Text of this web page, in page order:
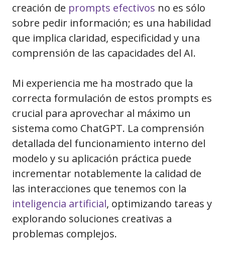
creación de prompts efectivos no es sólo
sobre pedir información; es una habilidad
que implica claridad, especificidad y una
comprensión de las capacidades del AI.
Mi experiencia me ha mostrado que la
correcta formulación de estos prompts es
crucial para aprovechar al máximo un
sistema como ChatGPT. La comprensión
detallada del funcionamiento interno del
modelo y su aplicación práctica puede
incrementar notablemente la calidad de
las interacciones que tenemos con la
inteligencia artificial, optimizando tareas y
explorando soluciones creativas a
problemas complejos.